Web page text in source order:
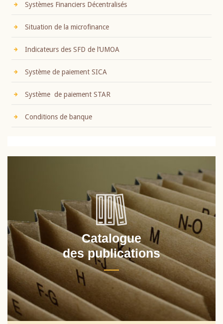
Systèmes Financiers Décentralisés
Situation de la microfinance
Indicateurs des SFD de l’UMOA
Système de paiement SICA
Système de paiement STAR
Conditions de banque
Catalogue
des publications